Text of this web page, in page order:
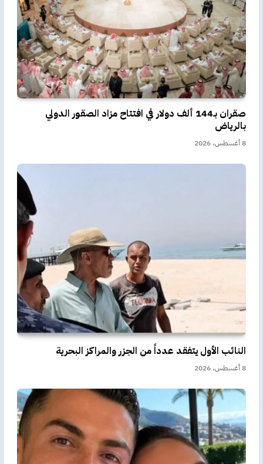
صقران بـ144 ألف دولار في افتتاح مزاد الصقور الدولي
بالرياض
8 أغسطس، 2026
النائب الأول يتفقد عدداً من الجزر والمراكز البحرية
8 أغسطس، 2026